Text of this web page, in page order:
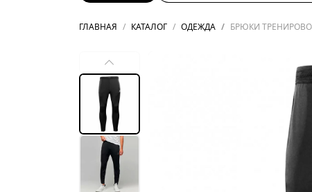
ГЛАВНАЯ КАТАЛОГ ОДЕЖДА БРЮКИ